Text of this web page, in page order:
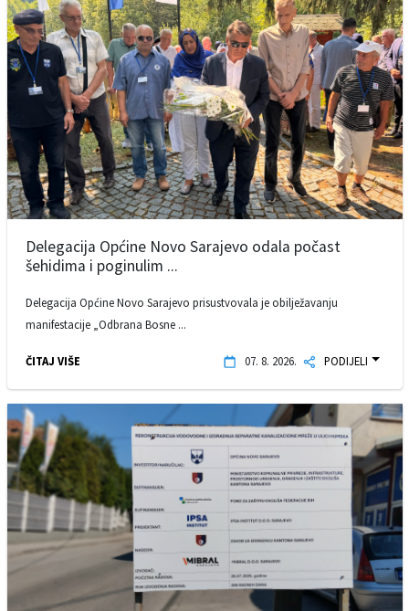
Delegacija Općine Novo Sarajevo odala počast
šehidima i poginulim ...
Delegacija Općine Novo Sarajevo prisustvovala je obilježavanju
manifestacije „Odbrana Bosne ...
ČITAJ VIŠE 07. 8. 2026. PODIJELI